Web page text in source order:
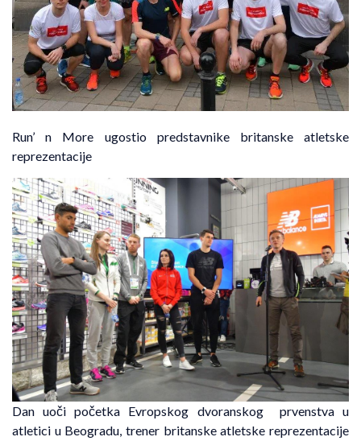
Run’ n More ugostio predstavnike britanske atletske
reprezentacije
Dan uoči početka Evropskog dvoranskog prvenstva u
atletici u Beogradu, trener britanske atletske reprezentacije